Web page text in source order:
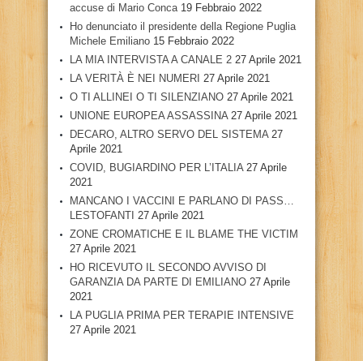
accuse di Mario Conca 19 Febbraio 2022
Ho denunciato il presidente della Regione Puglia
Michele Emiliano 15 Febbraio 2022
LA MIA INTERVISTA A CANALE 2 27 Aprile 2021
LA VERITÀ È NEI NUMERI 27 Aprile 2021
O TI ALLINEI O TI SILENZIANO 27 Aprile 2021
UNIONE EUROPEA ASSASSINA 27 Aprile 2021
DECARO, ALTRO SERVO DEL SISTEMA 27
Aprile 2021
COVID, BUGIARDINO PER L’ITALIA 27 Aprile
2021
MANCANO I VACCINI E PARLANO DI PASS…
LESTOFANTI 27 Aprile 2021
ZONE CROMATICHE E IL BLAME THE VICTIM
27 Aprile 2021
HO RICEVUTO IL SECONDO AVVISO DI
GARANZIA DA PARTE DI EMILIANO 27 Aprile
2021
LA PUGLIA PRIMA PER TERAPIE INTENSIVE
27 Aprile 2021